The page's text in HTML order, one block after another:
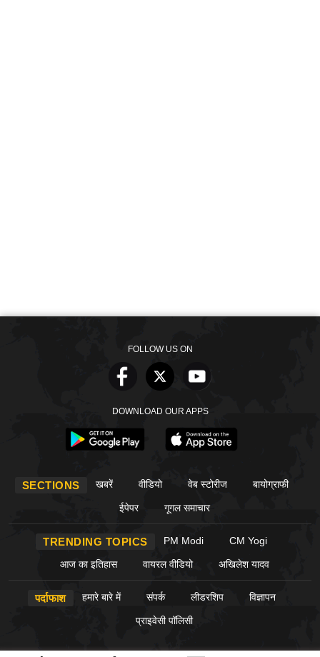
FOLLOW US ON
DOWNLOAD OUR APPS
SECTIONS खबरें वीडियो वेब स्टोरीज बायोग्राफी
ईपेपर गूगल समाचार
TRENDING TOPICS PM Modi CM Yogi
आज का इतिहास वायरल वीडियो अखिलेश यादव
पर्दाफाश हमारे बारे में संपर्क लीडरशिप विज्ञापन
प्राइवेसी पॉलिसी